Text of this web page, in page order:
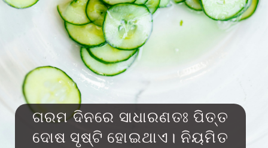
ଗରମ ଦିନରେ ସାଧାରଣତଃ ପିତ୍ତ
ଦୋଷ ସୃଷ୍ଟି ହୋଇଥାଏ। ନିୟମିତ